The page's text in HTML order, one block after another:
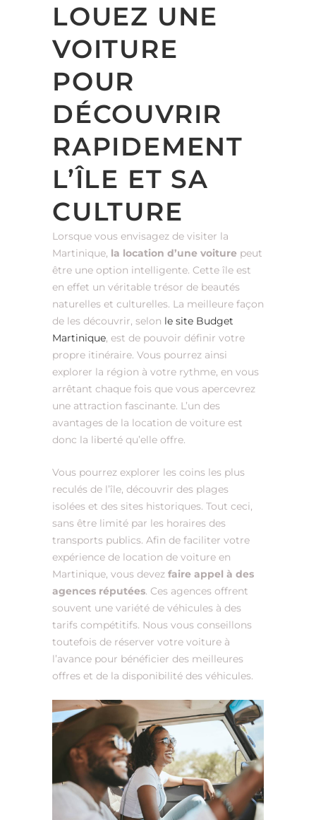
LOUEZ UNE
VOITURE
POUR
DÉCOUVRIR
RAPIDEMENT
L’ÎLE ET SA
CULTURE
Lorsque vous envisagez de visiter la
Martinique, la location d’une voiture peut
être une option intelligente. Cette île est
en effet un véritable trésor de beautés
naturelles et culturelles. La meilleure façon
de les découvrir, selon le site Budget
Martinique, est de pouvoir définir votre
propre itinéraire. Vous pourrez ainsi
explorer la région à votre rythme, en vous
arrêtant chaque fois que vous apercevrez
une attraction fascinante. L’un des
avantages de la location de voiture est
donc la liberté qu’elle offre.
Vous pourrez explorer les coins les plus
reculés de l’île, découvrir des plages
isolées et des sites historiques. Tout ceci,
sans être limité par les horaires des
transports publics. Afin de faciliter votre
expérience de location de voiture en
Martinique, vous devez faire appel à des
agences réputées. Ces agences offrent
souvent une variété de véhicules à des
tarifs compétitifs. Nous vous conseillons
toutefois de réserver votre voiture à
l’avance pour bénéficier des meilleures
offres et de la disponibilité des véhicules.